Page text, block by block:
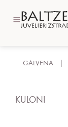
GALVENA
KULONI